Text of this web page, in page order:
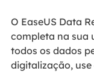
O EaseUS Data
completa na sua
todos os dados
digitalização,